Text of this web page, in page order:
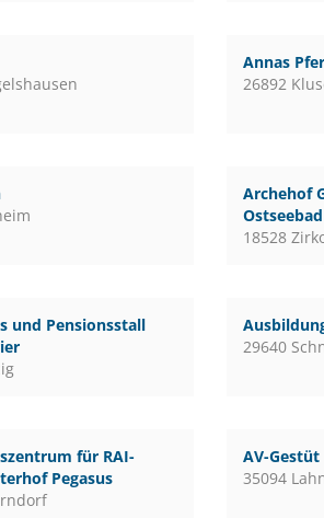
Annas
26892
Archehof
18528
und Pensionsstall
29640
für RAI-
Pegasus
AV-
35094